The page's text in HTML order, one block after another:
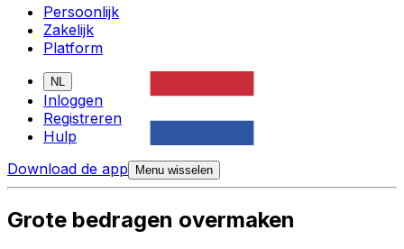
Persoonlijk
Zakelijk
Platform
NL
Inloggen
Registreren
Hulp
Download de app
Menu wisselen
Grote bedragen overmaken